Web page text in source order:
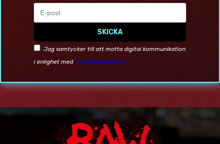
SKICKA
Jag samtycker till att motta digital kommunikation
i enlighet medIntegritetspolicyn.